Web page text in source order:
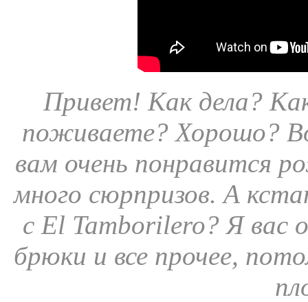
Привет! Как дела?
поживаете? Хорошо?
вам очень понравится
много сюрпризов. А
с El Tamborilero? Я вас
брюки и все прочее,